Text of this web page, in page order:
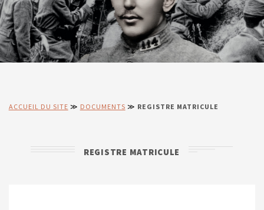
ACCUEIL DU SITE ≫ DOCUMENTS ≫ REGISTRE MATRICULE
REGISTRE MATRICULE